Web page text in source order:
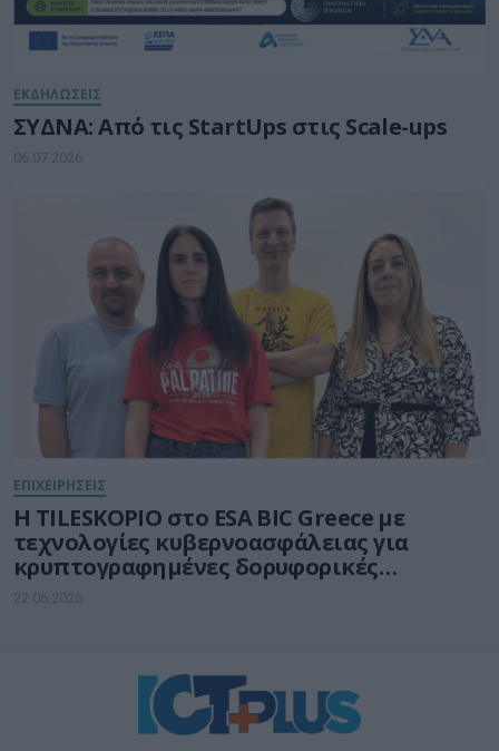
ΕΚΔΗΛΩΣΕΙΣ
ΣΥΔΝΑ: Από τις StartUps στις Scale-ups
06.07.2026
ΕΠΙΧΕΙΡΗΣΕΙΣ
Η TILESKOPIO στο ESA BIC Greece με
τεχνολογίες κυβερνοασφάλειας για
κρυπτογραφημένες δορυφορικές
επικοινωνίες
22.06.2026